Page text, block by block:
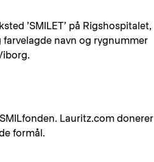
’SMILET’ på Rigshospitalet,
navn og rygnummer
Lauritz.com donerer
formål.